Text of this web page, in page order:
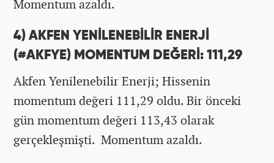
Momentum azaldı.
4) AKFEN YENİLENEBİLİR ENERJİ
(#AKFYE) MOMENTUM DEĞERİ: 111,29
Akfen Yenilenebilir Enerji; Hissenin
momentum değeri 111,29 oldu. Bir önceki
gün momentum değeri 113,43 olarak
gerçekleşmişti. Momentum azaldı.